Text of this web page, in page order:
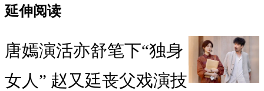
延伸阅读
唐嫣演活亦舒笔下“独身
女人” 赵又廷丧父戏演技